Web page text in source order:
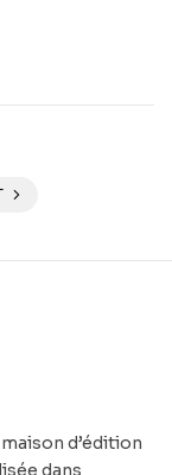
d’édition
dans